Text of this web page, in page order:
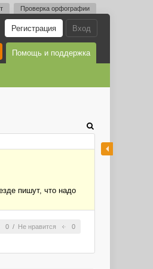
Проверка орфографии
Вход
Регистрация
Помощь и поддержка
пишут, что надо
0 / Не нравится 0